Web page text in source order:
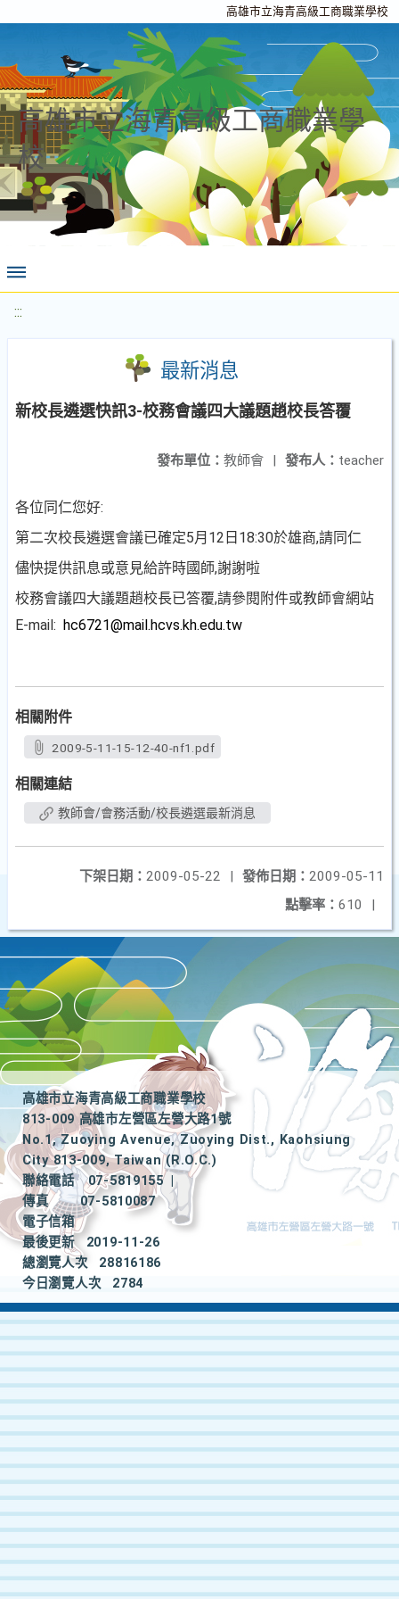
高雄市立海青高級工商職業學校
高雄市立海青高級工商職業學
校
:::
最新消息
新校長遴選快訊3-校務會議四大議題趙校長答覆
發布人： teacher
發布單位： 教師會 |
各位同仁您好:
第二次校長遴選會議已確定5月12日18:30於雄商,請同仁
儘快提供訊息或意見給許時國師,謝謝啦
校務會議四大議題趙校長已答覆,請參閱附件或教師會網站
E-mail: hc6721@mail.hcvs.kh.edu.tw
相關附件
2009-5-11-15-12-40-nf1.pdf
相關連結
教師會/會務活動/校長遴選最新消息
發佈日期： 2009-05-11
下架日期： 2009-05-22
|
點擊率： 610 |
高雄市立海青高級工商職業學校
813-009 高雄市左營區左營大路1號
No.1, Zuoying Avenue, Zuoying Dist., Kaohsiung
City 813-009, Taiwan (R.O.C.)
聯絡電話
07-5819155
|
傳真
07-5810087
電子信箱
最後更新
2019-11-26
總瀏覽人次
28816186
今日瀏覽人次
2784